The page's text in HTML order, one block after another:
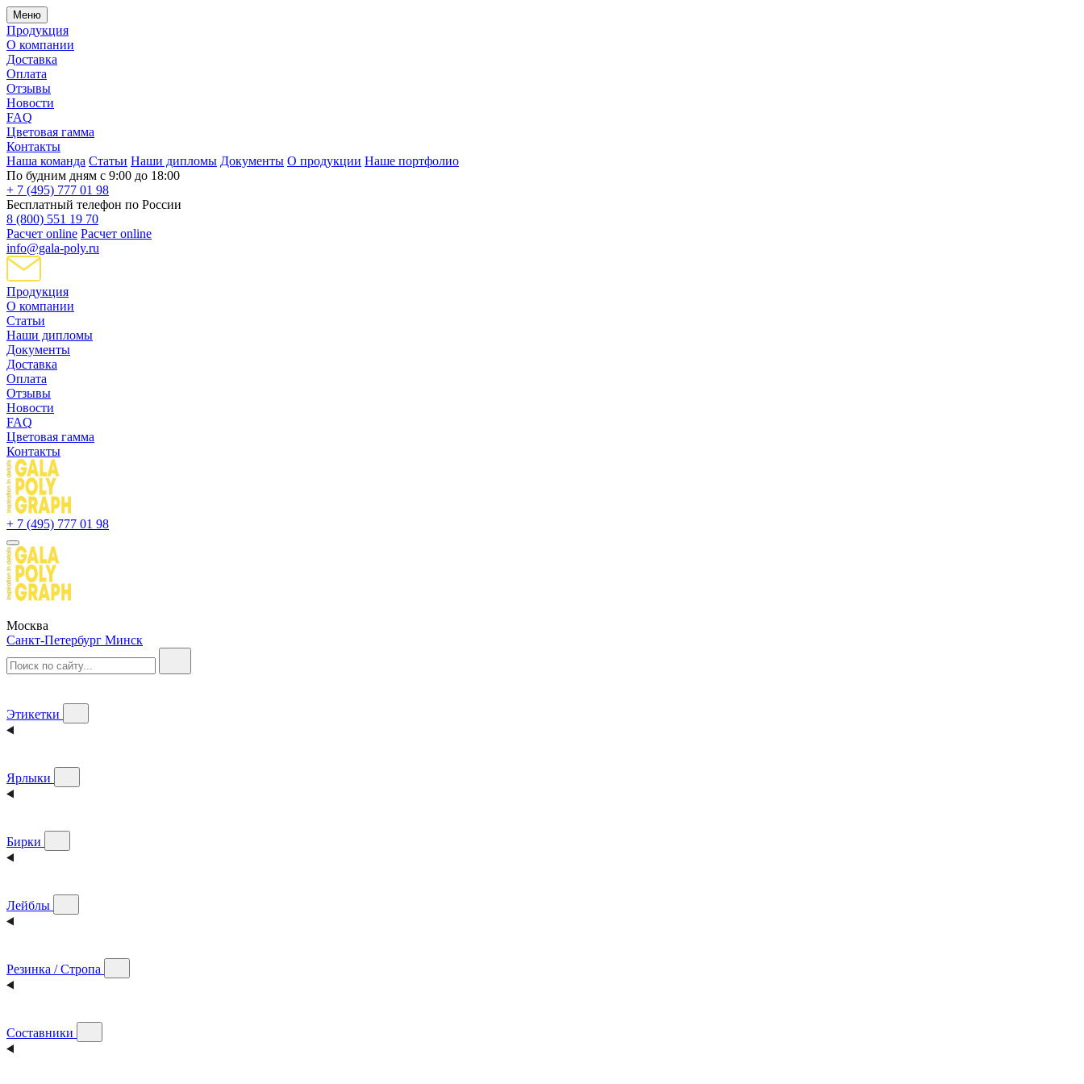
Меню
Продукция
О компании
Доставка
Оплата
Отзывы
Новости
FAQ
Цветовая гамма
Контакты
Наша команда Статьи Наши дипломы Документы О продукции Наше портфолио
По будним дням с 9:00 до 18:00
+ 7 (495) 777 01 98
Бесплатный телефон по России
8 (800) 551 19 70
Расчет online Расчет online
info@gala-poly.ru
Продукция
О компании
Статьи
Наши дипломы
Документы
Доставка
Оплата
Отзывы
Новости
FAQ
Цветовая гамма
Контакты
+ 7 (495) 777 01 98
Москва
Санкт-Петербург Минск
Этикетки
Ярлыки
Бирки
Лейблы
Резинка / Стропа
Составники